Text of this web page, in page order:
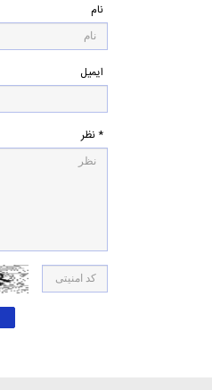
نام
ایمیل
* نظر